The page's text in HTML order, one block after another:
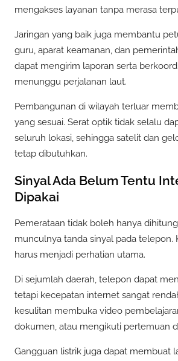
mengakses layanan tanpa merasa
Jaringan yang baik juga membantu
guru, aparat keamanan, dan
dapat mengirim laporan serta
menunggu perjalanan laut.
Pembangunan di wilayah terluar
yang sesuai. Serat optik tidak selalu
seluruh lokasi, sehingga satelit dan
tetap dibutuhkan.
Sinyal Ada Belum Tentu
Dipakai
Pemerataan tidak boleh hanya
munculnya tanda sinyal pada telepon.
harus menjadi perhatian utama.
Di sejumlah daerah, telepon dapat
tetapi kecepatan internet sangat
kesulitan membuka video
dokumen, atau mengikuti pertemuan
Gangguan listrik juga dapat membuat